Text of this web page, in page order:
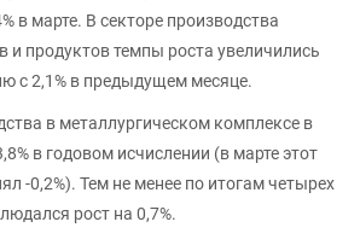
в марте. В секторе производства
и продуктов темпы роста увеличились
с 2,1% в предыдущем месяце.
в металлургическом комплексе в
в годовом исчислении (в марте этот
-0,2%). Тем не менее по итогам четырех
рост на 0,7%.